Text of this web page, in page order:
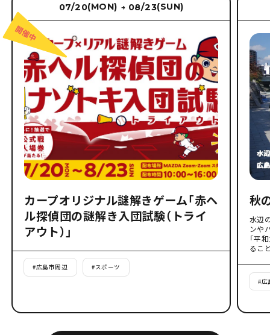
07/20(MON) → 08/23(SUN)
カープオリジナル謎解きゲーム「赤ヘ
ル探偵団の謎解き入団試験（トライ
アウト）」
#広島市周辺 #スポーツ
秋
水辺
ンや
「平
るこ
#広